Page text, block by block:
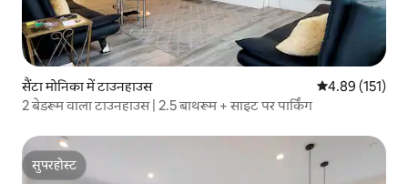
सैंटा मोनिका में टाउनहाउस औसत रेटिंग 5 में से
4.89 (151)
2 बेडरूम वाला टाउनहाउस | 2.5 बाथरूम + साइट पर पार्किंग
सुपरहोस्ट
सुपरहोस्ट